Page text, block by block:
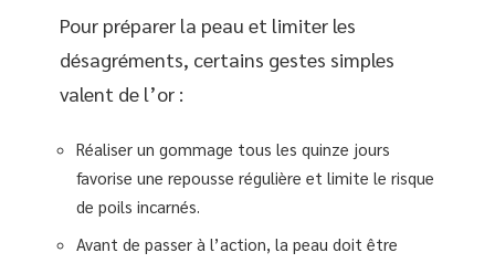
Pour préparer la peau et limiter les
désagréments, certains gestes simples
valent de l’or :
Réaliser un gommage tous les quinze jours
favorise une repousse régulière et limite le risque
de poils incarnés.
Avant de passer à l’action, la peau doit être